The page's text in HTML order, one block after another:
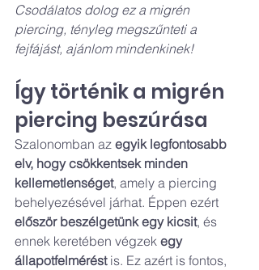
Csodálatos dolog ez a migrén
piercing, tényleg megszűnteti a
fejfájást, ajánlom mindenkinek!
Így történik a migrén
piercing beszúrása
Szalonomban az egyik legfontosabb
elv, hogy csökkentsek minden
kellemetlenséget, amely a piercing
behelyezésével járhat. Éppen ezért
először beszélgetünk egy kicsit, és
ennek keretében végzek egy
állapotfelmérést is. Ez azért is fontos,